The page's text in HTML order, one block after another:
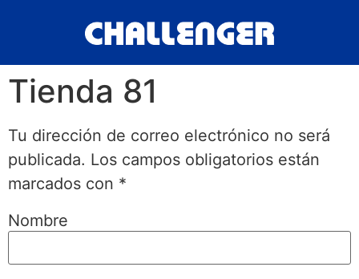
Tienda 81
Tu dirección de correo electrónico no será
publicada. Los campos obligatorios están
marcados con *
Nombre